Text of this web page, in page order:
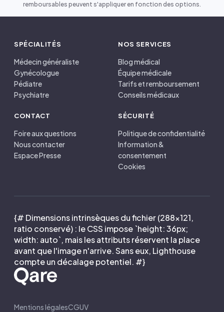
remboursables peuvent s'appliquer en fonction des options.
SPÉCIALITÉS
Médecin généraliste
Gynécologue
Pédiatre
Psychiatre
NOS SERVICES
Blog médical
Équipe médicale
Tarifs et remboursement
Conseils médicaux
CONTACT
Foire aux questions
Nous contacter
Espace Presse
SÉCURITÉ
Politique de confidentialité
Information &
consentement
Cookies
{# Dimensions intrinsèques du fichier (288×121,
ratio conservé) : le CSS impose `height: 36px;
width: auto`, mais les attributs réservent la place
avant que l'image n'arrive. Sans eux, Lighthouse
compte un décalage potentiel. #}
Mentions légalesCGUV